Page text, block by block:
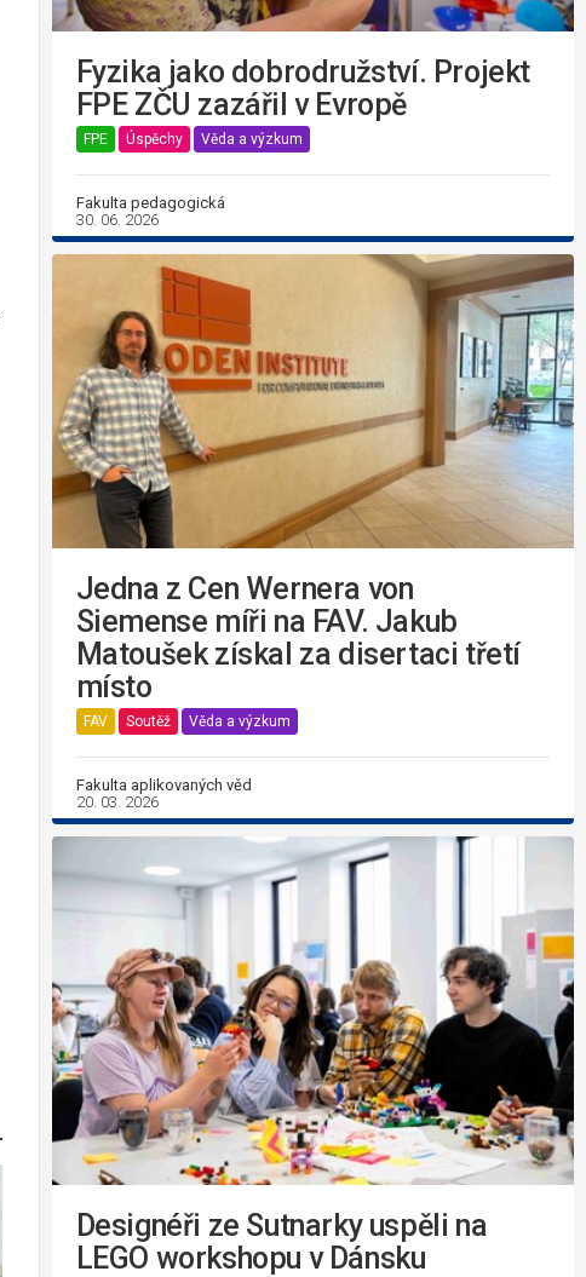
Fyzika jako dobrodružství. Projekt
FPE ZČU zazářil v Evropě
FPE Úspěchy Věda a výzkum
Fakulta pedagogická
30. 06. 2026
Jedna z Cen Wernera von
Siemense míři na FAV. Jakub
Matoušek získal za disertaci třetí
místo
FAV Soutěž Věda a výzkum
Fakulta aplikovaných věd
20. 03. 2026
Designéři ze Sutnarky uspěli na
LEGO workshopu v Dánsku